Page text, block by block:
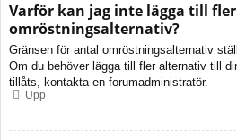
Varför kan jag inte lägga till fler
omröstningsalternativ?
Gränsen för antal omröstningsalternativ
Om du behöver lägga till fler alternativ till
tillåts, kontakta en forumadministratör.
Upp